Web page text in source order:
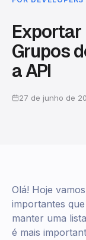
Grupos
a API
27 de junho de
Olá! Hoje
importantes
manter uma
é mais